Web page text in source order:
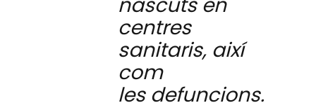
centres
sanitaris, així
com
les defuncions.